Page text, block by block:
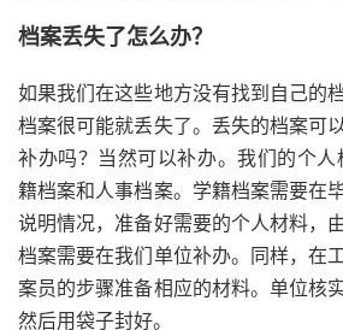
档案丢失了怎么办？
如果我们在这些地方没有找到自己的
档案很可能就丢失了。丢失的档案可
补办吗？当然可以补办。我们的个
籍档案和人事档案。学籍档案需要在
说明情况，准备好需要的个人材料，
档案需要在我们单位补办。同样，在
案员的步骤准备相应的材料。单位核
然后用袋子封好。